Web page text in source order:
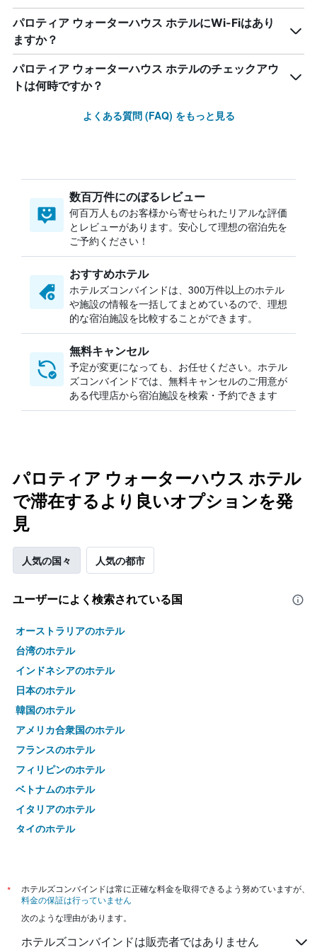
パロティア ウォーターハウス ホテルにWi-Fiはあり
ますか？
パロティア ウォーターハウス ホテルのチェックアウ
トは何時ですか？
よくある質問 (FAQ) をもっと見る
数百万件にのぼるレビュー
何百万人ものお客様から寄せられたリアルな評価
とレビューがあります。安心して理想の宿泊先を
ご予約ください！
おすすめホテル
ホテルズコンバインドは、300万件以上のホテル
や施設の情報を一括してまとめているので、理想
的な宿泊施設を比較することができます。
無料キャンセル
予定が変更になっても、お任せください。ホテル
ズコンバインドでは、無料キャンセルのご用意が
ある代理店から宿泊施設を検索・予約できます
パロティア ウォーターハウス ホテル
で滞在するより良いオプションを発
見
人気の国々 人気の都市
ユーザーによく検索されている国
オーストラリアのホテル
台湾のホテル
インドネシアのホテル
日本のホテル
韓国のホテル
アメリカ合衆国のホテル
フランスのホテル
フィリピンのホテル
ベトナムのホテル
イタリアのホテル
タイのホテル
*
ホテルズコンバインドは常に正確な料金を取得できるよう努めていますが、
料金の保証は行っていません
次のような理由があります。
ホテルズコンバインドは販売者ではありません